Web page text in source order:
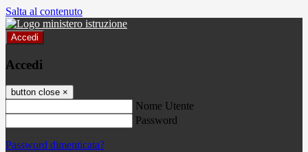
Salta al contenuto
Accedi
Accedi
button close ×
Nome Utente
Password
Password dimenticata?